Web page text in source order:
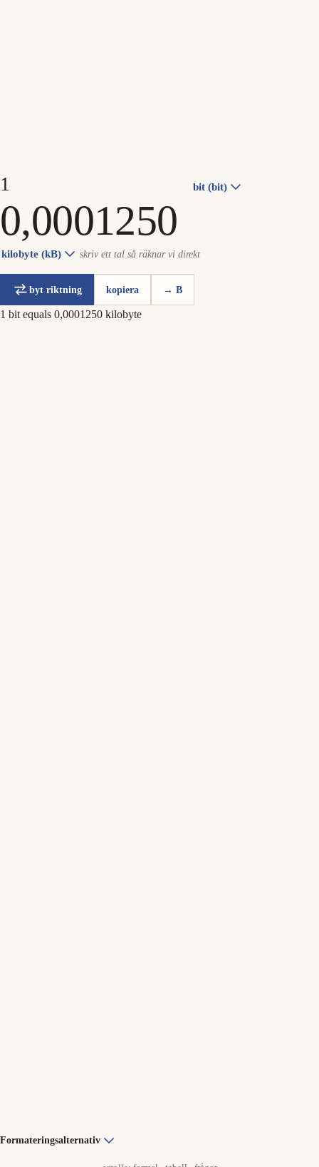
bit (bit)
kilobyte (kB) skriv ett tal så räknar vi direkt
byt riktning kopiera → B
1 bit equals 0,0001250 kilobyte
Formateringsalternativ